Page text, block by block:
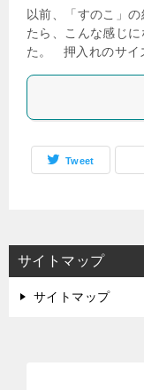
以前、「すのこ」
たら、こんな感じ
た。 押入れのサイ
Tweet
サイトマップ
サイトマップ